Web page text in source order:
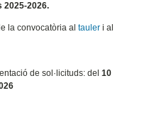
2025-2026.
la convocatòria altauleri al
de sol·licituds: del 10